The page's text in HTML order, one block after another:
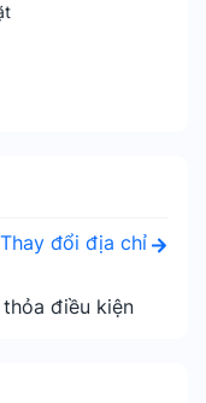
Thay đổi địa chỉ
điều kiện